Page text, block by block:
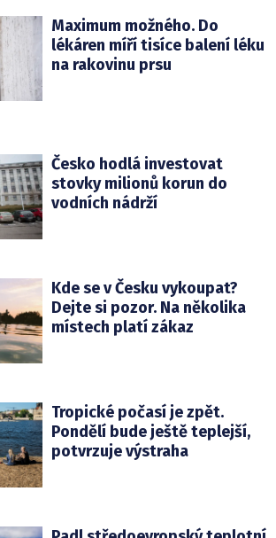
Maximum možného. Do
lékáren míří tisíce balení léku
na rakovinu prsu
Česko hodlá investovat
stovky milionů korun do
vodních nádrží
Kde se v Česku vykoupat?
Dejte si pozor. Na několika
místech platí zákaz
Tropické počasí je zpět.
Pondělí bude ještě teplejší,
potvrzuje výstraha